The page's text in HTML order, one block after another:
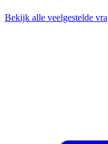
Bekijk alle veelgestelde